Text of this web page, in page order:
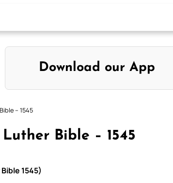
Download our App
– 1545
Bible – 1545
1545)